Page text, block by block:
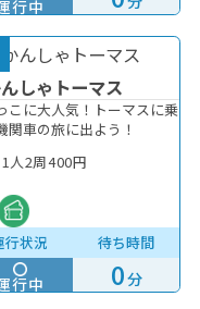
制限あり2回目以降1回100
行中
しゃトーマス
こに大人気！トーマスに乗
関車の旅に出よう！
1人2周400円
行状況
行中
待ち時間
0分
利用可
幼児
小学生